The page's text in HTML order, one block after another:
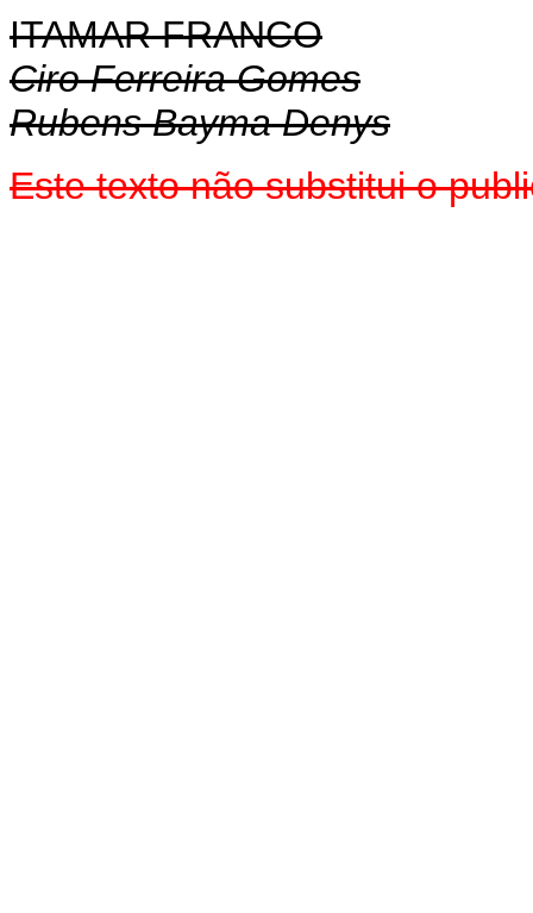
ITAMAR FRANCO
Ciro Ferreira Gomes
Rubens Bayma Denys
Este texto não substitui o